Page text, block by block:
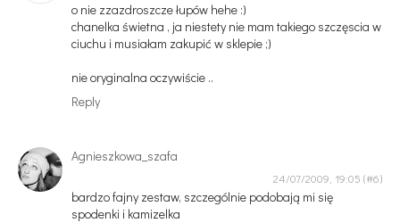
o nie zzazdroszcze łupów hehe :)
chanelka świetna , ja niestety nie mam takiego szczęscia w
ciuchu i musiałam zakupić w sklepie ;)
nie oryginalna oczywiście ..
Reply
Agnieszkowa_szafa
24/07/2009, 19:05
bardzo fajny zestaw, szczególnie podobają mi się
spodenki i kamizelka